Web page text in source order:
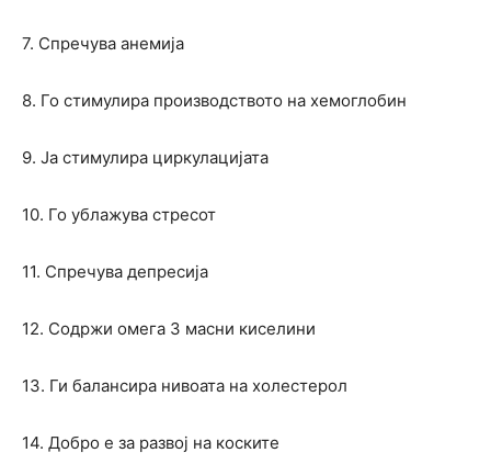
7. Спречува анемија
8. Го стимулира производството на хемоглобин
9. Ја стимулира циркулацијата
10. Го ублажува стресот
11. Спречува депресија
12. Содржи омега 3 масни киселини
13. Ги балансира нивоата на холестерол
14. Добро е за развој на коските